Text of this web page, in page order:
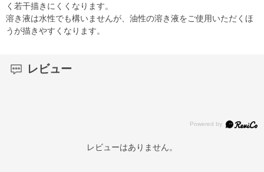
く若干描きにくくなります。
溶き液は水性でも構いませんが、油性の溶き液をご使用いただくほ
うが描きやすくなります。
レビュー
レビューはありません。